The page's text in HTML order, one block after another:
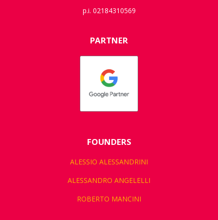
p.i. 02184310569
PARTNER
FOUNDERS
ALESSIO ALESSANDRINI
ALESSANDRO ANGELELLI
ROBERTO MANCINI